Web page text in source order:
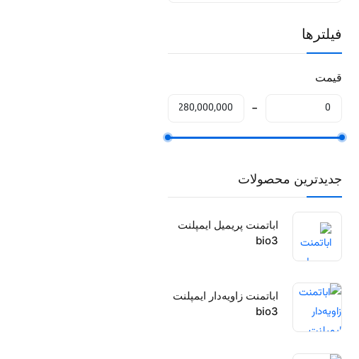
فیلترها
قیمت
جدیدترین محصولات
اباتمنت پریمیل ایمپلنت
bio3
اباتمنت زاویه‌دار ایمپلنت
bio3